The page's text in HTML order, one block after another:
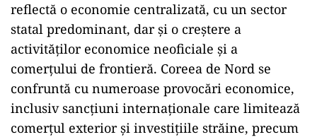
reflectă o economie centralizată, cu un sector
statal predominant, dar și o creștere a
activităților economice neoficiale și a
comerțului de frontieră. Coreea de Nord se
confruntă cu numeroase provocări economice,
inclusiv sancțiuni internaționale care limitează
comerțul exterior și investițiile străine, precum